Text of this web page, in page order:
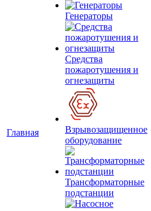
Главная
Генераторы
Средства
пожаротушения и
огнезащиты
Взрывозащищенное
оборудование
Трансформаторные
подстанции